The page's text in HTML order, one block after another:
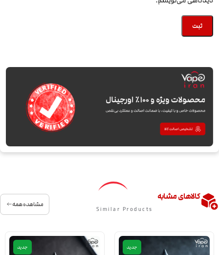
کالاهای مشابه
Similar Products
مشاهده همه
جدید جدید